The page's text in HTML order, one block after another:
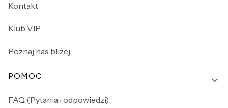
Kontakt
Klub VIP
Poznaj nas bliżej
POMOC
FAQ (Pytania i odpowiedzi)